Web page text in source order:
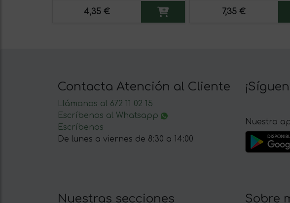
4,35 € 7,35 €
Contacta Atención al Cliente
Llámanos al 672 11 02 15
Escríbenos al Whatsapp
Escríbenos
De lunes a viernes de 8:30 a 14:00
Nuestra
Nuestras secciones Sobre